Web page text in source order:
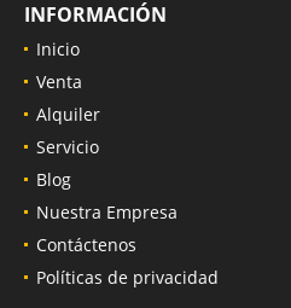
INFORMACIÓN
Inicio
Venta
Alquiler
Servicio
Blog
Nuestra Empresa
Contáctenos
Políticas de privacidad